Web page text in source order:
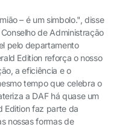
– é um simbolo.", disse
de Administração
pelo departamento
Edition reforça o nosso
a eficiência e o
tempo que celebra o
a DAF há quase um
Edition faz parte da
nossas formas de